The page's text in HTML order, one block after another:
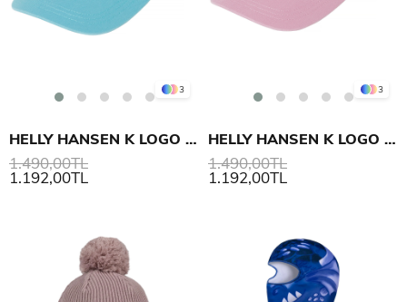
3
HELLY HANSEN K LOGO ŞAPKA
1.192,00TL
1.490,00TL
3
HELLY HANSEN K LOGO ŞAPKA
1.192,00TL
1.490,00TL